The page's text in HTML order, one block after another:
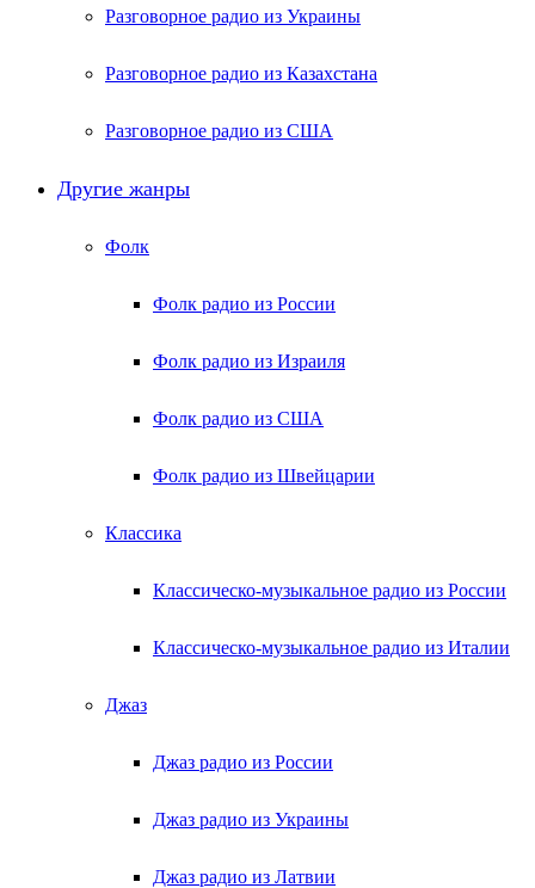
Разговорное радио из Украины
Разговорное радио из Казахстана
Разговорное радио из США
Другие жанры
Фолк
Фолк радио из России
Фолк радио из Израиля
Фолк радио из США
Фолк радио из Швейцарии
Классика
Классическо-музыкальное радио из России
Классическо-музыкальное радио из Италии
Джаз
Джаз радио из России
Джаз радио из Украины
Джаз радио из Латвии